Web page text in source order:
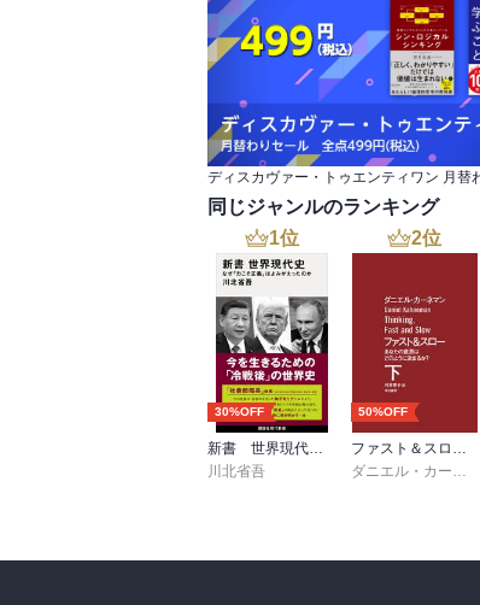
第５章 デジタル資本社会で人生を
おわりに――自分らしい生き方を求
中・高・大学生のためのガイドラ
ライン／ビジネスリーダーのため
スタートアップ・起業家のための
めのガイドライン／フリーランサ
ライン
同じジャンルのランキング
1位
30%OFF
新書 世界現代史 なぜ「力こそ正義」はよみがえったのか
川北省吾
2位
50%OFF
ファスト＆スロー （下）
ダニエル・カーネマン